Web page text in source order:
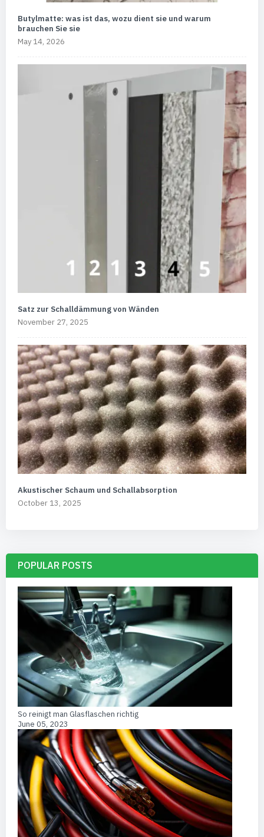
Butylmatte: was ist das, wozu dient sie und warum
brauchen Sie sie
May 14, 2026
Satz zur Schalldämmung von Wänden
November 27, 2025
Akustischer Schaum und Schallabsorption
October 13, 2025
POPULAR POSTS
So reinigt man Glasflaschen richtig
June 05, 2023